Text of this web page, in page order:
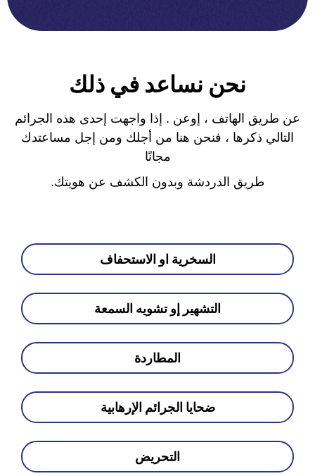
نحن نساعد في ذلك
عن طريق الهاتف ، إوعن . إذا واجهت إحدى هذه الجرائم
التالي ذكرها ، فنحن هنا من أجلك ومن إجل مساعتدك
مجانًا
طريق الدردشة وبدون الكشف عن هويتك.
السخرية او الاستحفاف
التشهير إو تشويه السمعة
المطاردة
ضحايا الجرائم الإرهابية
التحريض